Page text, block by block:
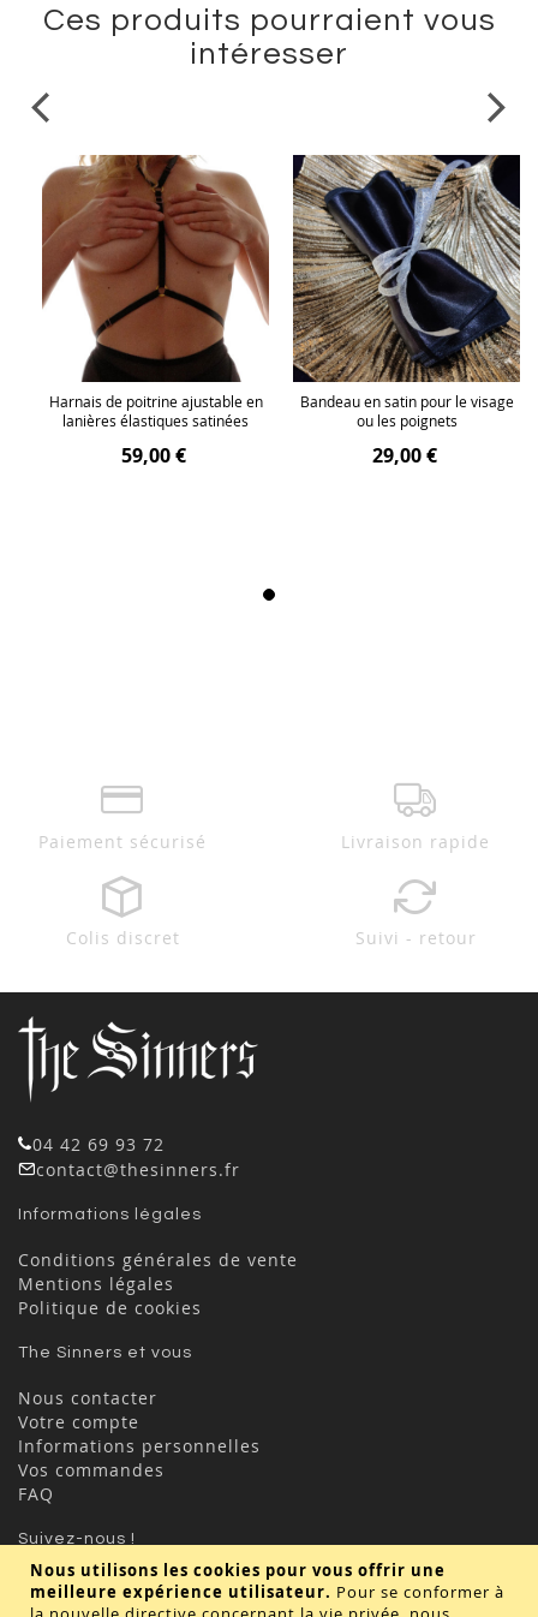
Nous utilisons les cookies pour vous offrir une
meilleure expérience utilisateur. Pour se conformer à
Ces produits pourraient vous
intéresser
Harnais de poitrine ajustable en
lanières élastiques satinées
59,00 €
Bandeau en satin pour le visage
ou les poignets
29,00 €
Paiement sécurisé Livraison rapide
Colis discret Suivi - retour
04 42 69 93 72
contact@thesinners.fr
Informations légales
Conditions générales de vente
Mentions légales
Politique de cookies
The Sinners et vous
Nous contacter
Votre compte
Informations personnelles
Vos commandes
FAQ
Suivez-nous !